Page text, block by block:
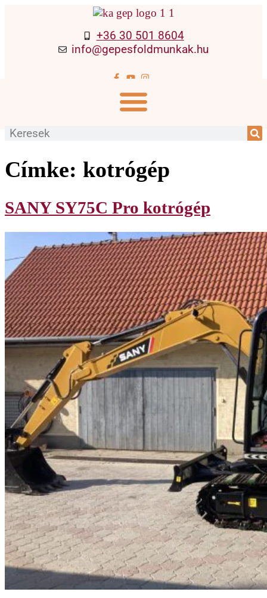
+36 30 501 8604
info@gepesfoldmunkak.hu
Címke: kotrógép
SANY SY75C Pro kotrógép